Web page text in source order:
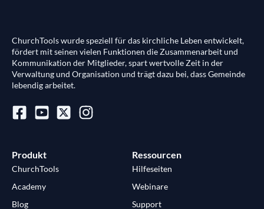
ChurchTools wurde speziell für das kirchliche Leben entwickelt,
fördert mit seinen vielen Funktionen die Zusammenarbeit und
Kommunikation der Mitglieder, spart wertvolle Zeit in der
Verwaltung und Organisation und trägt dazu bei, dass Gemeinde
lebendig arbeitet.
Produkt
ChurchTools
Academy
Blog
Ressourcen
Hilfeseiten
Webinare
Support